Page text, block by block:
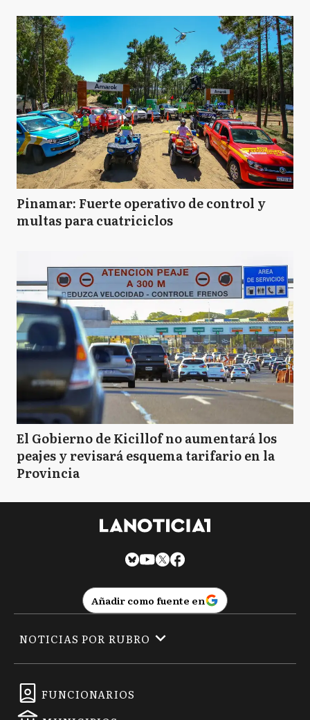
Pinamar: Fuerte operativo de control y
multas para cuatriciclos
El Gobierno de Kicillof no aumentará los
peajes y revisará esquema tarifario en la
Provincia
Añadir como fuente en
FUNCIONARIOS
NOTICIAS POR RUBRO